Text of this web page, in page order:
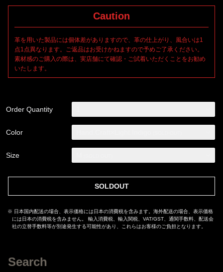
タテ7番インディゴ中白糸、ヨコ8番生成り糸を使用し、タテ糸ヨ
コ糸の太さを変えて織り上げたストレッチ混の"HIROSHIMAセル
ビッチデニム"をベースマテリアルに採用しております。ヨコ糸に
生成り糸を用いることでシンプルにワンウォッシュを施した際に
も、雰囲気は非常に味わい深い表情に仕上がっています。最も多
くの工程を経て仕上げられた淡色加工(ライトインディゴ)に関して
後にも中和させ、エコブリーチ加工で段階的にインディゴを落と
しております。フィニッシュで部分的な立体加工、ダメージやダ
スト加工を施した数多のプロセスを経て表現し作り上げられた加
工色彩デニムになっています。スレキに施した文字、【REACH
FOR THE MOON EVEN IF WE CANT. ?月に手を伸ばせ、たとえ
届かなくても。】は、デザイナー・ISAMU KATAYAMAに今なおイ
適度なタイトさに設計したレギュラーストレートシルエット。タ
イトさの中に適度な余裕を持たせ、洗練味のあるシルエットの中
ボタンにはブランドオリジナルタックボタンを使用しています。
Caution
革を用いた製品には個体差がありますので、革の仕上がり、風合いは1
点1点異なります。ご返品はお受けかねますので予めご了承ください。
素材感のご購入の際は、実店舗にて確認・ご試着いただくことをお勧め
いたします。
Order Quantity
Color
Size
SOLDOUT
※ 日本国内配送の場合、表示価格には日本の消費税を含みます。海外配送の場合、表示価格
には日本の消費税を含みません。 輸入消費税、輸入関税、VAT/GST、通関手数料、配送会
社の立替手数料等が別途発生する可能性があり、これらはお客様のご負担となります。
Search